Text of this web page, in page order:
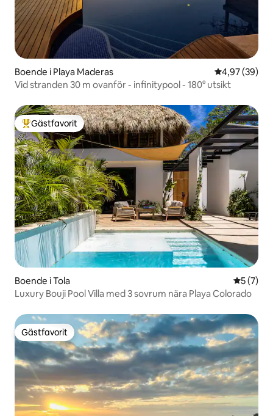
Boende i Playa Maderas 4,97 av 5 i
4,97 (39)
Vid stranden 30 m ovanför - infinitypool - 180° utsikt
Populär gästfavorit
Gästfavorit
Boende i Tola 5 av 5 i
5 (7)
Luxury Bouji Pool Villa med 3 sovrum nära Playa Colorado
Gästfavorit
Gästfavorit